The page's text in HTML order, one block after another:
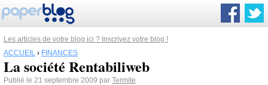
Les articles de votre blog ici ? Inscrivez votre blog !
ACCUEIL › FINANCES
La société Rentabiliweb
Publié le 21 septembre 2009 par Termite